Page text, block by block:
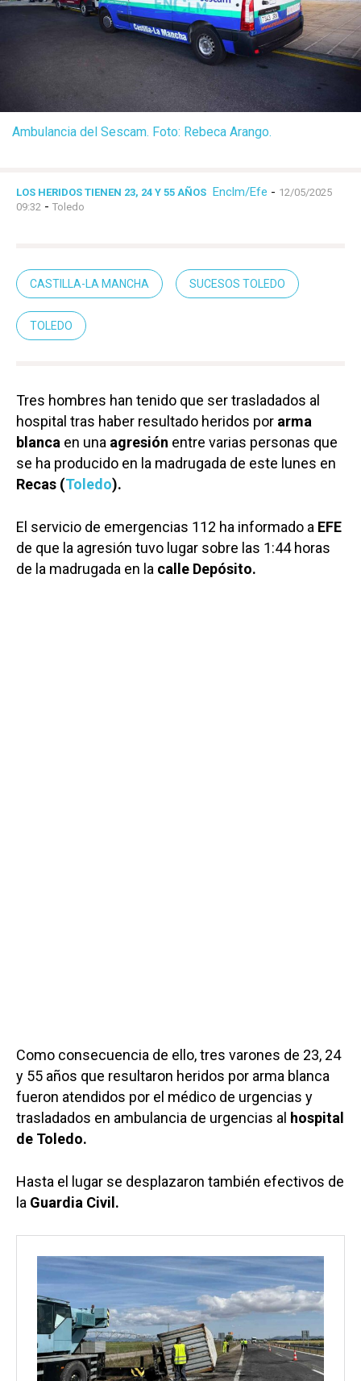
Ambulancia del Sescam. Foto: Rebeca Arango.
LOS HERIDOS TIENEN 23, 24 Y 55 AÑOS Enclm/Efe - 12/05/2025
09:32 - Toledo
CASTILLA-LA MANCHA SUCESOS TOLEDO
TOLEDO
Tres hombres han tenido que ser trasladados al
hospital tras haber resultado heridos por arma
blanca en una agresión entre varias personas que
se ha producido en la madrugada de este lunes en
Recas (Toledo).
El servicio de emergencias 112 ha informado a EFE
de que la agresión tuvo lugar sobre las 1:44 horas
de la madrugada en la calle Depósito.
Como consecuencia de ello, tres varones de 23, 24
y 55 años que resultaron heridos por arma blanca
fueron atendidos por el médico de urgencias y
trasladados en ambulancia de urgencias al hospital
de Toledo.
Hasta el lugar se desplazaron también efectivos de
la Guardia Civil.